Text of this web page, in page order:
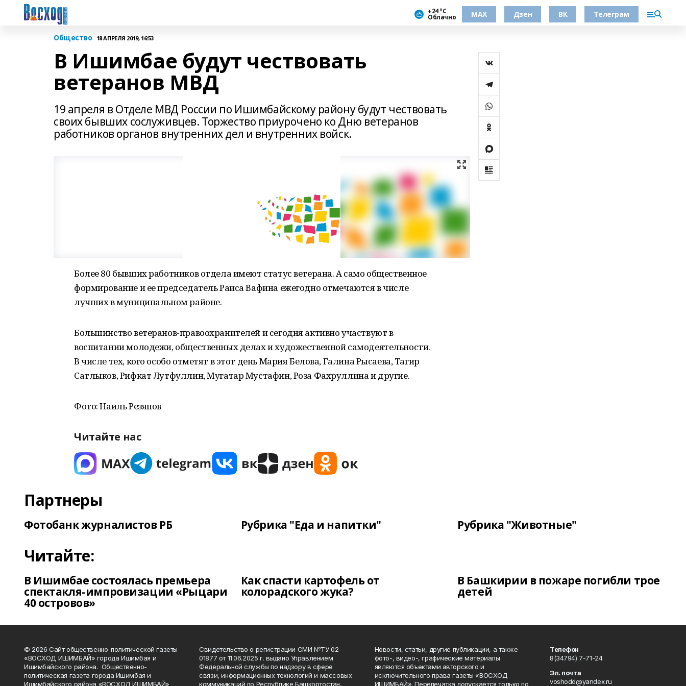
+24 °С
Облачно МАХ Дзен ВК Телеграм
Общество 18 АПРЕЛЯ 2019, 16:53
В Ишимбае будут чествовать
ветеранов МВД
19 апреля в Отделе МВД России по Ишимбайскому району будут чествовать
своих бывших сослуживцев. Торжество приурочено ко Дню ветеранов
работников органов внутренних дел и внутренних войск.
Более 80 бывших работников отдела имеют статус ветерана. А само общественное
формирование и ее председатель Раиса Вафина ежегодно отмечаются в числе
лучших в муниципальном районе.
Большинство ветеранов-правоохранителей и сегодня активно участвуют в
воспитании молодежи, общественных делах и художественной самодеятельности.
В числе тех, кого особо отметят в этот день Мария Белова, Галина Рысаева, Тагир
Сатлыков, Рифкат Лутфуллин, Мугатар Мустафин, Роза Фахруллина и другие.
Фото: Наиль Резяпов
Читайте нас
Партнеры
Фотобанк журналистов РБ Рубрика "Еда и напитки" Рубрика "Животные"
Читайте:
В Ишимбае состоялась премьера
спектакля-импровизации «Рыцари
40 островов»
Как спасти картофель от
колорадского жука?
В Башкирии в пожаре погибли трое
детей
© 2026 Сайт общественно-политической газеты
«ВОСХОД ИШИМБАЙ» города Ишимбая и
Ишимбайского района. Общественно-
политическая газета города Ишимбая и
Ишимбайского района «ВОСХОД ИШИМБАЙ»
Свидетельство о регистрации СМИ №ТУ 02-
01877 от 11.06.2025 г. выдано Управлением
Федеральной службы по надзору в сфере
связи, информационных технологий и массовых
коммуникаций по Республике Башкортостан.
Новости, статьи, другие публикации, а также
фото-, видео-, графические материалы
являются объектами авторского и
исключительного права газеты «ВОСХОД
ИШИМБАЙ». Перепечатка допускается только по
Телефон
8(34794) 7-71-24
Эл. почта
voshodd@yandex.ru